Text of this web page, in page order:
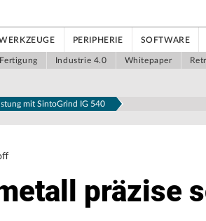
PERIPHERIE SOFTWARE
Industrie 4.0 Whitepaper
mit SintoGrind IG 540
präzise